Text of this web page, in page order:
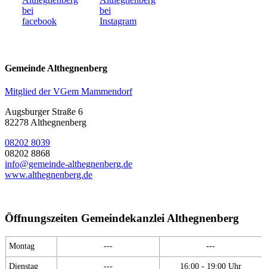
Gemeinde Althegnenberg
Mitglied der VGem Mammendorf
Augsburger Straße 6
82278 Althegnenberg
08202 8039
08202 8868
info@gemeinde-althegnenberg.de
www.althegnenberg.de
Öffnungszeiten Gemeindekanzlei Althegnenberg
Montag --- ---
Dienstag --- 16:00 - 19:00 Uhr